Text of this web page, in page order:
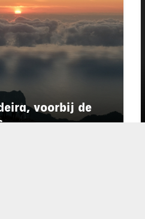
voorbij de